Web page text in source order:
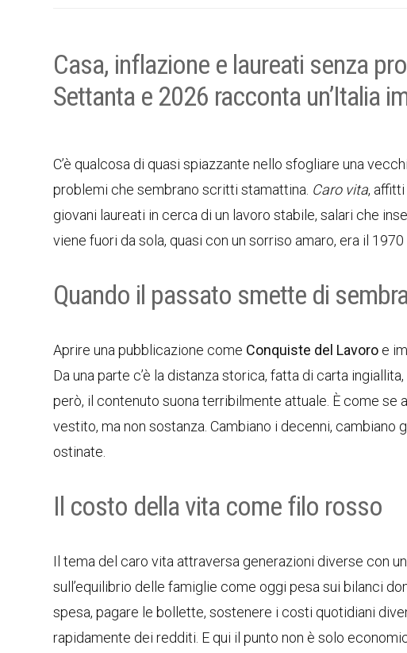
Casa, inflazione e laureati senza
Settanta e 2026 racconta un’Italia
C’è qualcosa di quasi spiazzante nello sfogliare una
problemi che sembrano scritti stamattina. Caro vita,
giovani laureati in cerca di un lavoro stabile, salari che
viene fuori da sola, quasi con un sorriso amaro, era il
Quando il passato smette di
Aprire una pubblicazione come Conquiste del Lavoro e
Da una parte c’è la distanza storica, fatta di carta
però, il contenuto suona terribilmente attuale. È come
vestito, ma non sostanza. Cambiano i decenni,
ostinate.
Il costo della vita come filo rosso
Il tema del caro vita attraversa generazioni diverse con
sull’equilibrio delle famiglie come oggi pesa sui bilanci
spesa, pagare le bollette, sostenere i costi quotidiani
rapidamente dei redditi. E qui il punto non è solo